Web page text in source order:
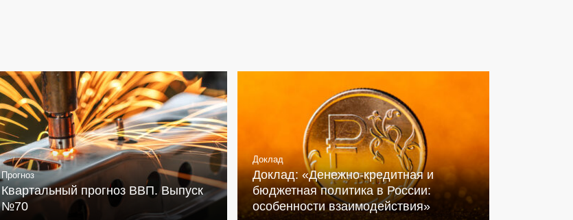
Прогноз
Квартальный прогноз ВВП. Выпуск
№70
Доклад
Доклад: «Денежно-кредитная и
бюджетная политика в России:
особенности взаимодействия»